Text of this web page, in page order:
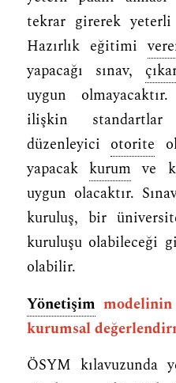
tekrar girerek yeterli
Hazırlık eğitimi
yapacağı sınav,
uygun
ilişkin
düzenleyici otorite
yapacak kurum ve
uygun olacaktır.
kuruluş, bir
kuruluşu olabileceği
olabilir.
Yönetişim
kurumsal
ÖSYM kılavuzunda